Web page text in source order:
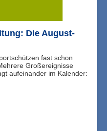
Die August-
fast schon
Großereignisse
aufeinander im Kalender: